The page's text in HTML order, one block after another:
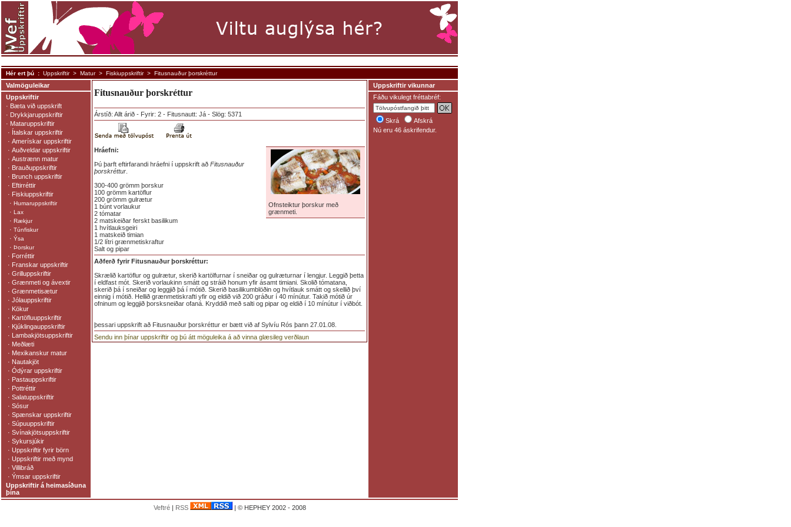
Fitusnauður þorskréttur
Árstíð: Allt árið - Fyrir: 2 - Fitusnautt: Já - Slög: 5371
Ofnsteiktur þorskur með
grænmeti.
Hráefni:
Þú þarft eftirfarandi hráefni í uppskrift að Fitusnauður
þorskréttur
300-400 grömm þorskur
100 grömm kartöflur
200 grömm gulrætur
1 búnt vorlaukur
2 tómatar
2 matskeiðar ferskt basilikum
1 hvítlauksgeiri
1 matskeið timian
1/2 lítri grænmetiskraftur
Salt og pipar
Aðferð fyrir Fitusnauður þorskréttur:
Skrælið kartöflur og gulrætur, skerið kartölfurnar í sneiðar og gulræturnar í lengjur. Leggið þetta
í eldfast mót. Skerið vorlaukinn smátt og stráið honum yfir ásamt timiani. Skolið tómatana,
skerið þá í sneiðar og leggjið þá í mótið. Skerið basilikumblöðin og hvítlauk smátt og skellið því
einnig í mótið. Hellið grænmetiskrafti yfir og eldið við 200 gráður í 40 mínútur. Takið mótið úr
ofninum og leggjið þorsksneiðar ofaná. Kryddið með salti og pipar og eldið í 10 mínútur í viðbót.
þessari uppskrift að Fitusnauður þorskréttur er bætt við af Sylvíu Rós þann 27.01.08.
Sendu inn þínar uppskriftir og þú átt möguleika á að vinna glæsileg verðlaun
Uppskriftir vikunnar
Fáðu vikulegt fréttabréf:
Skrá
Afskrá
Nú eru 46 áskrifendur.
Valmöguleikar
Uppskriftir
· Bæta við uppskrift
· Drykkjaruppskriftir
· Mataruppskriftir
· Ítalskar uppskriftir
· Amerískar uppskriftir
· Auðveldar uppskriftir
· Austrænn matur
· Brauðuppskriftir
· Brunch uppskriftir
· Eftirréttir
· Fiskiuppskriftir
· Humaruppskriftir
· Lax
· Rækjur
· Túnfiskur
· Ýsa
· Þorskur
· Forréttir
· Franskar uppskriftir
· Grilluppskriftir
· Grænmeti og ávextir
· Grænmetisætur
· Jólauppskriftir
· Kökur
· Kartöfluuppskriftir
· Kjúklingauppskriftir
· Lambakjötsuppskriftir
· Meðlæti
· Mexikanskur matur
· Nautakjöt
· Ódýrar uppskriftir
· Pastauppskriftir
· Pottréttir
· Salatuppskriftir
· Sósur
· Spænskar uppskriftir
· Súpuuppskriftir
· Svínakjötsuppskriftir
· Sykursjúkir
· Uppskriftir fyrir börn
· Uppskriftir með mynd
· Villibráð
· Ýmsar uppskriftir
Uppskriftir á heimasíðuna
þína
Veftré| RSS | © HEPHEY 2002 - 2008
Hér ert þú : Uppskriftir > Matur > Fiskiuppskriftir > Fitusnauður þorskréttur